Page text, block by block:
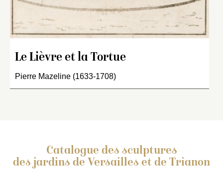
Le Lièvre et la Tortue
Pierre Mazeline (1633-1708)
Catalogue des sculptures
des jardins de Versailles et de Trianon